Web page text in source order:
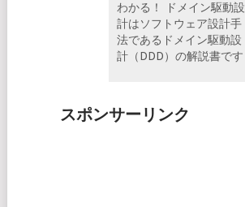
わかる！ ドメイン駆動設
計はソフトウェア設計手
法であるドメイン駆動設
計（DDD）の解説書です
スポンサーリンク